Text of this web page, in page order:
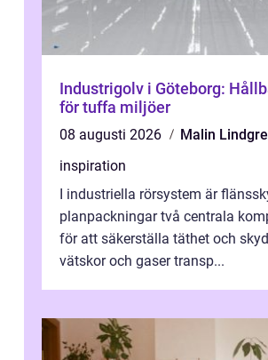
Industrigolv i Göteborg:
för tuffa miljöer
08 augusti 2026
Malin
inspiration
I industriella rörsystem är
planpackningar två centrala
för att säkerställa täthet och
vätskor och gaser transp...